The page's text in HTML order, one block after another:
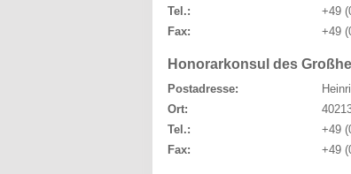
Tel.:
+49
Fax:
+49
Honorarkonsul des
Postadresse:
Ort:
Tel.:
+49
Fax:
+49